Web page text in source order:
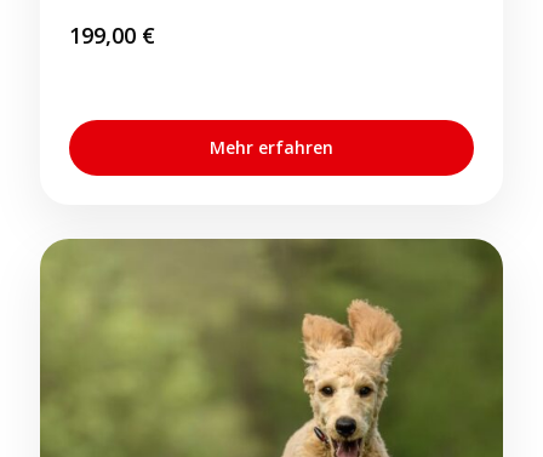
199,00 €
Mehr erfahren